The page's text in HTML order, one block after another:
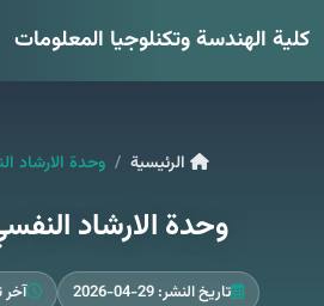
كلية الهندسة وتكنلوجيا المعلومات
الرئيسية وحدة الارشاد
وحدة الارشاد
تاريخ النشر: 29-04-2026 آخر